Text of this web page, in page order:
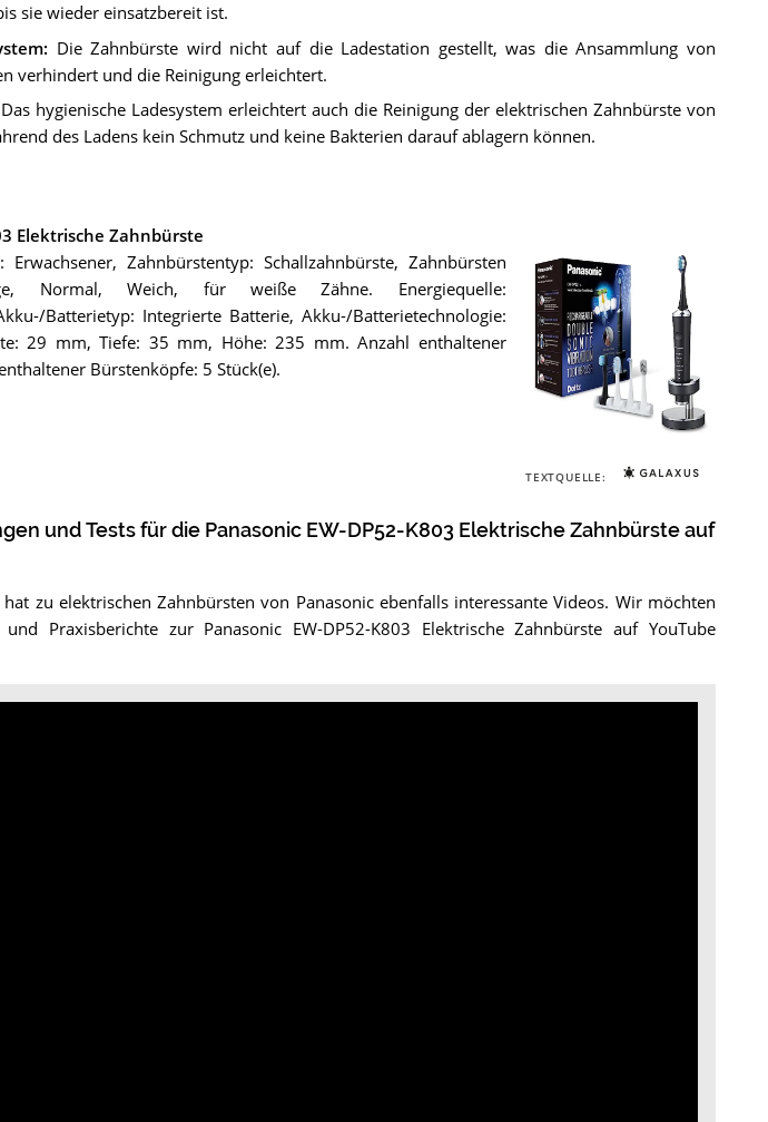
sie wieder einsatzbereit ist.
: Die Zahnbürste wird nicht auf die Ladestation gestellt, was die Ansammlung von
verhindert und die Reinigung erleichtert.
Das hygienische Ladesystem erleichtert auch die Reinigung der elektrischen Zahnbürste von
des Ladens kein Schmutz und keine Bakterien darauf ablagern können.
Elektrische Zahnbürste
Panasonic
K803
Erwachsener, Zahnbürstentyp: Schallzahnbürste, Zahnbürsten
Normal, Weich, für weiße Zähne. Energiequelle:
Batterietyp: Integrierte Batterie, Akku-/Batterietechnologie:
29 mm, Tiefe: 35 mm, Höhe: 235 mm. Anzahl enthaltener
Bürstenköpfe: 5 Stück(e).
TEXTQUELLE:
und Tests für die Panasonic EW-DP52-K803 Elektrische Zahnbürste auf
zu elektrischen Zahnbürsten von Panasonic ebenfalls interessante Videos. Wir möchten
Praxisberichte zur Panasonic EW-DP52-K803 Elektrische Zahnbürste auf YouTube